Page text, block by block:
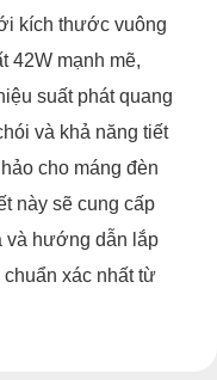
kích thước vuông
42W mạnh mẽ,
suất phát quang
và khả năng tiết
cho máng đèn
này sẽ cung cấp
và hướng dẫn lắp
chuẩn xác nhất từ